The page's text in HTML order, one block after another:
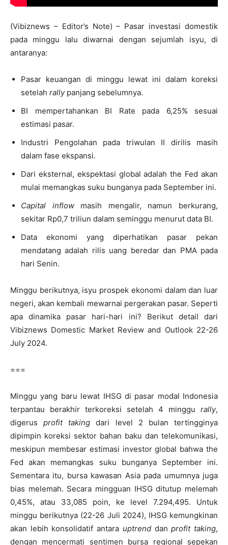
(Vibiznews – Editor’s Note) – Pasar investasi domestik
pada minggu lalu diwarnai dengan sejumlah isyu, di
antaranya:
Pasar keuangan di minggu lewat ini dalam koreksi
setelah rally panjang sebelumnya.
BI mempertahankan BI Rate pada 6,25% sesuai
estimasi pasar.
Industri Pengolahan pada triwulan II dirilis masih
dalam fase ekspansi.
Dari eksternal, ekspektasi global adalah the Fed akan
mulai memangkas suku bunganya pada September ini.
Capital inflowmasih mengalir, namun berkurang,
sekitar Rp0,7 triliun dalam seminggu menurut data BI.
Data ekonomi yang diperhatikan pasar pekan
mendatang adalah rilis uang beredar dan PMA pada
hari Senin.
Minggu berikutnya, isyu prospek ekonomi dalam dan luar
negeri, akan kembali mewarnai pergerakan pasar. Seperti
apa dinamika pasar hari-hari ini? Berikut detail dari
Vibiznews Domestic Market Review and Outlook 22-26
July 2024.
===
Minggu yang baru lewat IHSG di pasar modal Indonesia
terpantau berakhir terkoreksi setelah 4 minggu rally,
digerusprofit taking dari level 2 bulan tertingginya
dipimpin koreksi sektor bahan baku dan telekomunikasi,
meskipun membesar estimasi investor global bahwa the
Fed akan memangkas suku bunganya September ini.
Sementara itu, bursa kawasan Asia pada umumnya juga
bias melemah. Secara mingguan IHSG ditutup melemah
0,45%, atau 33,085 poin, ke level 7.294,495. Untuk
minggu berikutnya (22-26 Juli 2024), IHSG kemungkinan
akan lebih konsolidatif antara uptrenddanprofit taking,
dengan mencermati sentimen bursa regional sepekan